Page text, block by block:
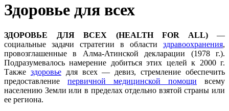
Здоровье для всех
ЗДОРОВЬЕ ДЛЯ ВСЕХ (HEALTH FOR ALL)—
социальные задачи стратегии в области здравоохранения,
провозглашенные в Алма-Атинской декларации (1978 г.).
Подразумевалось намерение добиться этих целей к 2000 г.
Также здоровьедля всех — девиз, стремление обеспечить
предоставление первичной медицинской помощи всему
населению Земли или в пределах отдельно взятой страны или
ее региона.